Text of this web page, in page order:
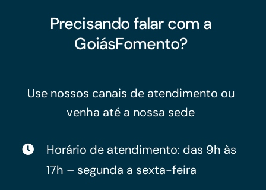
Precisando falar com a
GoiásFomento?
Use nossos canais de atendimento ou
venha até a nossa sede
Horário de atendimento: das 9h às
17h – segunda a sexta-feira